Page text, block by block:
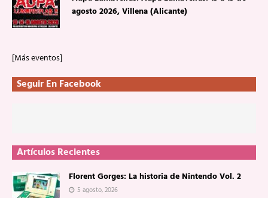
agosto 2026, Villena (Alicante)
[Más eventos]
Seguir En Facebook
Artículos Recientes
Florent Gorges: La historia de Nintendo Vol. 2
5 agosto, 2026